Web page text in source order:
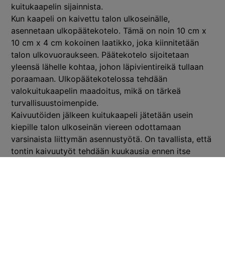
kuitukaapelin sijainnista.
Kun kaapeli on kaivettu talon ulkoseinälle,
asennetaan ulkopäätekotelo. Tämä on noin 10 cm x
10 cm x 4 cm kokoinen laatikko, joka kiinnitetään
talon ulkovuoraukseen. Päätekotelo sijoitetaan
yleensä lähelle kohtaa, johon läpivientireikä tullaan
poraamaan. Ulkopäätekotelossa tehdään
valokuitukaapelin maadoitus, mikä on tärkeä
turvallisuustoimenpide.
Kaivuutöiden jälkeen kuitukaapeli jätetään usein
kiepille talon ulkoseinän viereen odottamaan
varsinaista liittymän asennustyötä. On tavallista, että
tontin kaivuutyöt tehdään kuukausia ennen itse